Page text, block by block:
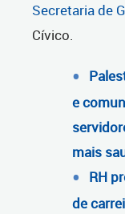
Secretaria de
Cívico.
e
mais
RH
de